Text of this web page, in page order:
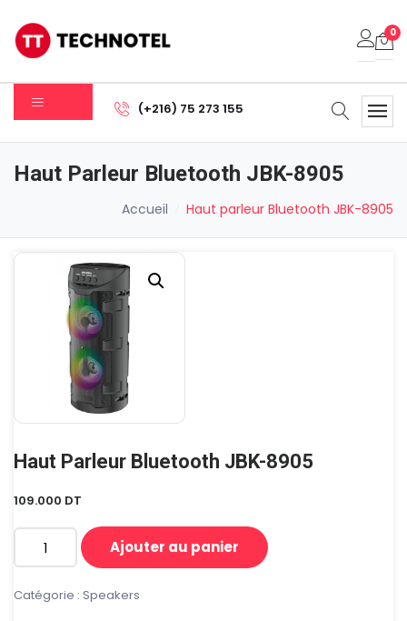
0
Votre panier est vide.
Sous-total: 0.000DT
Voir Le Panier Commander
(+216) 75 273 155
Haut Parleur Bluetooth JBK-8905
Accueil Haut parleur Bluetooth JBK-8905
Haut Parleur Bluetooth JBK-8905
109.000 DT
quantité
Haut
Ajouter au panier
Catégorie : Speakers